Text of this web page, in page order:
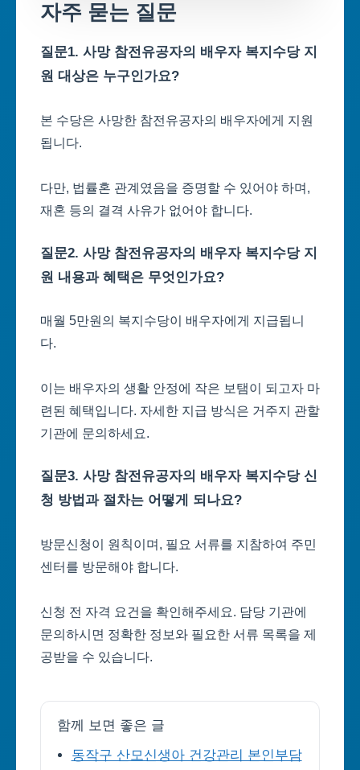
자주 묻는 질문
질문1. 사망 참전유공자의 배우자 복지수당 지
원 대상은 누구인가요?
본 수당은 사망한 참전유공자의 배우자에게 지원
됩니다.
다만, 법률혼 관계였음을 증명할 수 있어야 하며,
재혼 등의 결격 사유가 없어야 합니다.
질문2. 사망 참전유공자의 배우자 복지수당 지
원 내용과 혜택은 무엇인가요?
매월 5만원의 복지수당이 배우자에게 지급됩니
다.
이는 배우자의 생활 안정에 작은 보탬이 되고자 마
련된 혜택입니다. 자세한 지급 방식은 거주지 관할
기관에 문의하세요.
질문3. 사망 참전유공자의 배우자 복지수당 신
청 방법과 절차는 어떻게 되나요?
방문신청이 원칙이며, 필요 서류를 지참하여 주민
센터를 방문해야 합니다.
신청 전 자격 요건을 확인해주세요. 담당 기관에
문의하시면 정확한 정보와 필요한 서류 목록을 제
공받을 수 있습니다.
함께 보면 좋은 글
동작구 산모신생아 건강관리 본인부담